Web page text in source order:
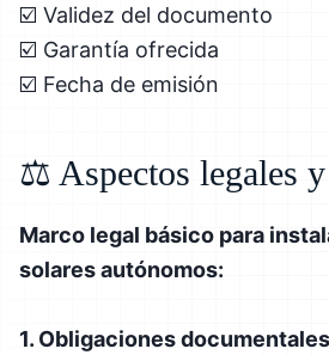
☑️ Validez del documento
☑️ Garantía ofrecida
☑️ Fecha de emisión
⚖️ Aspectos legales
Marco legal básico para
solares autónomos:
1. Obligaciones